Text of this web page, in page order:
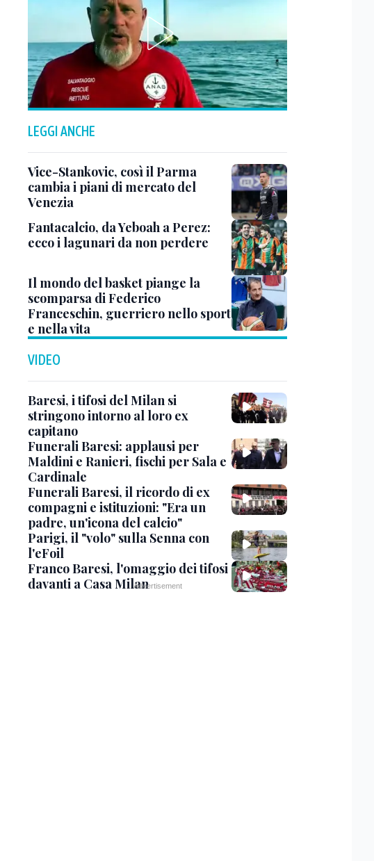
LEGGI ANCHE
Vice-Stankovic, così il Parma
cambia i piani di mercato del
Venezia
Fantacalcio, da Yeboah a Perez:
ecco i lagunari da non perdere
Il mondo del basket piange la
scomparsa di Federico
Franceschin, guerriero nello sport
e nella vita
VIDEO
Baresi, i tifosi del Milan si
stringono intorno al loro ex
capitano
Funerali Baresi: applausi per
Maldini e Ranieri, fischi per Sala e
Cardinale
Funerali Baresi, il ricordo di ex
compagni e istituzioni: "Era un
padre, un'icona del calcio"
Parigi, il "volo" sulla Senna con
l'eFoil
Franco Baresi, l'omaggio dei tifosi
davanti a Casa Milan